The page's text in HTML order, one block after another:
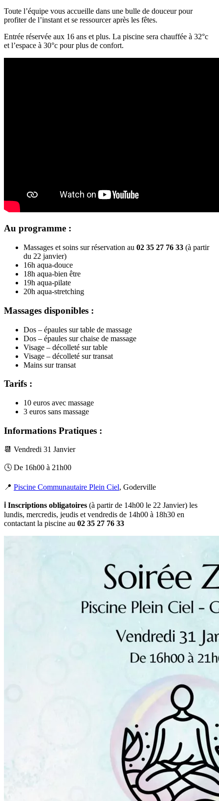
Toute l’équipe vous accueille dans une bulle de douceur pour
profiter de l’instant et se ressourcer après les fêtes.
Entrée réservée aux 16 ans et plus. La piscine sera chauffée à 32°c
et l’espace à 30°c pour plus de confort.
Au programme :
Massages et soins sur réservation au 02 35 27 76 33 (à partir
du 22 janvier)
16h aqua-douce
18h aqua-bien être
19h aqua-pilate
20h aqua-stretching
Massages disponibles :
Dos – épaules sur table de massage
Dos – épaules sur chaise de massage
Visage – décolleté sur table
Visage – décolleté sur transat
Mains sur transat
Tarifs :
10 euros avec massage
3 euros sans massage
Informations Pratiques :
📆 Vendredi 31 Janvier
🕓 De 16h00 à 21h00
📍 Piscine Communautaire Plein Ciel, Goderville
ℹ️ Inscriptions obligatoires (à partir de 14h00 le 22 Janvier) les
lundis, mercredis, jeudis et vendredis de 14h00 à 18h30 en
contactant la piscine au 02 35 27 76 33